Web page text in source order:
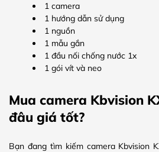
1 camera
1 hướng dẫn sử dụng
1 nguồn
1 mẫu gắn
1 đầu nối chống nước 1x
1 gói vít và neo
Mua camera Kbvision
đâu giá tốt?
Bạn đang tìm kiếm camera Kbvision